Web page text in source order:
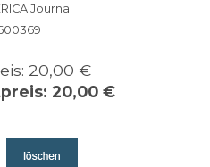
Journal
20,00 €
20,00 €